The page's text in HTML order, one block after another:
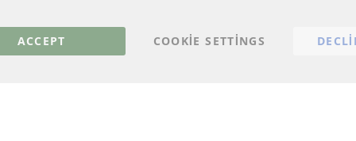
ACCEPT COOKIE SETTINGS